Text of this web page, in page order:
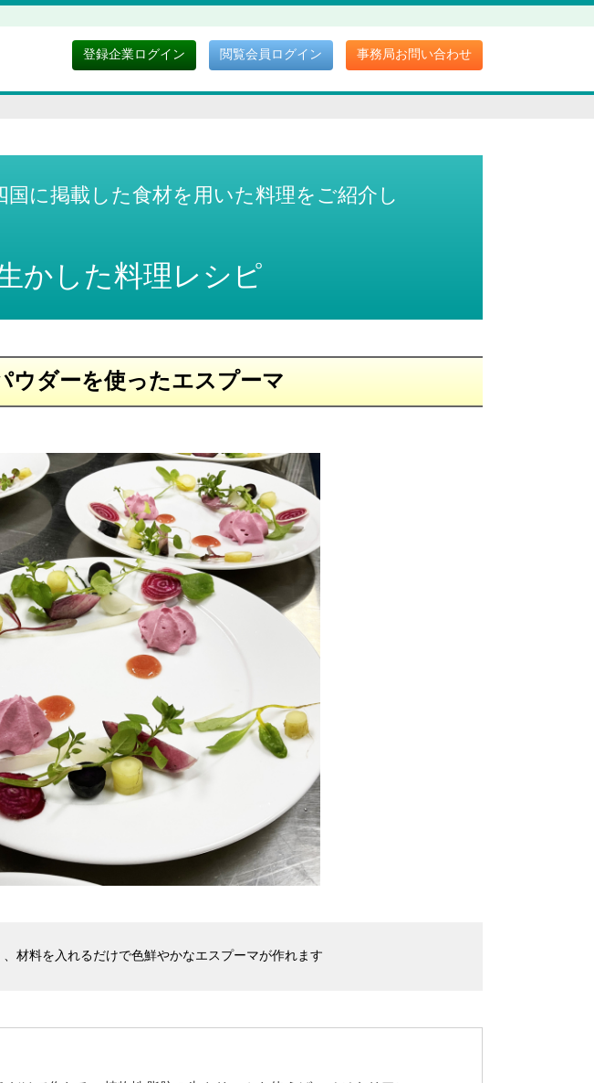
登録企業ログイン 閲覧会員ログイン 事務局お問い合わせ
国に掲載した食材を用いた料理をご紹介し
かした料理レシピ
ウダーを使ったエスプーマ
材料を入れるだけで色鮮やかなエスプーマが作れます